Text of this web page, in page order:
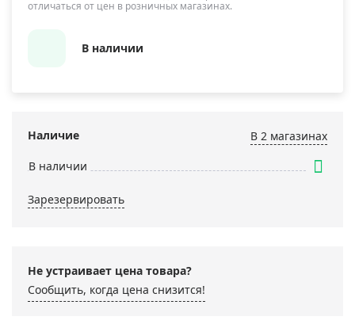
отличаться от цен в розничных магазинах.
В наличии
Наличие
В 2 магазинах
В наличии
Зарезервировать
Не устраивает цена товара?
Сообщить, когда цена снизится!